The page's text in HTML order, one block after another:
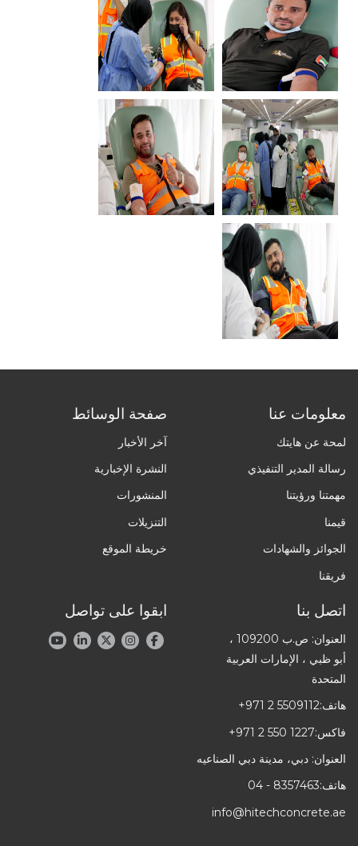
معلومات عنا
لمحة عن هايتك
رسالة المدير التنفيذي
مهمتنا ورؤيتنا
قيمنا
الجوائز والشهادات
فريقنا
صفحة الوسائط
آخر الأخبار
النشرة الإخبارية
المنشورات
التنزيلات
خريطة الموقع
اتصل بنا
العنوان: ص.ب 109200 ،
أبو ظبي ، الإمارات العربية
المتحدة
هاتف:+971 2 5509112
فاكس:+971 2 550 1227
العنوان: دبي، مدينة دبي الصناعيه
هاتف:04 - 8357463
info@hitechconcrete.ae
ابقوا على تواصل